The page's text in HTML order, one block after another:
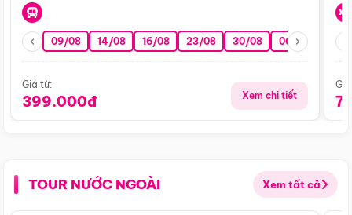
09/08 14/08 16/08 23/08 30/08 06/09 13/09
Giá từ:
399.000đ Xem chi tiết
TOUR NƯỚC NGOÀI Xem tất cả
Điểm nổi bật